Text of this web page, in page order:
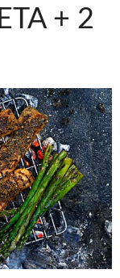
+ 2